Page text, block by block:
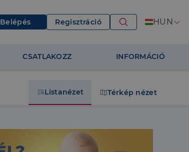
Belépés Regisztráció HUN
CSATLAKOZZ INFORMÁCIÓ
Listanézet Térkép nézet